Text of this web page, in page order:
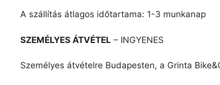
A szállítás átlagos időtartama: 1-3 munkanap
SZEMÉLYES ÁTVÉTEL – INGYENES
Személyes átvételre Budapesten, a Grinta